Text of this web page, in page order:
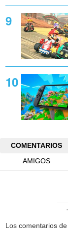
COMENTARIOS
AMIGOS
Los comentarios